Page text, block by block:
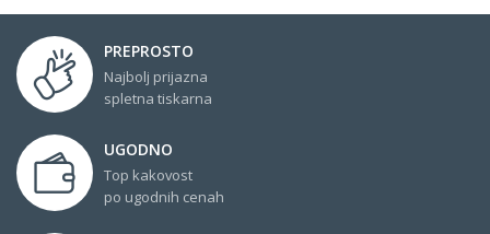
PREPROSTO
Najbolj prijazna
spletna tiskarna
UGODNO
Top kakovost
po ugodnih cenah